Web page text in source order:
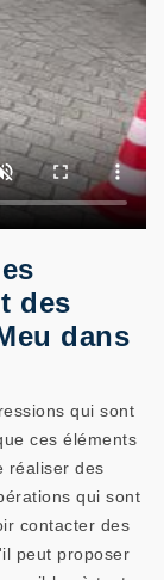
des
dans
qui sont
ces éléments
réaliser des
qui sont
contacter des
peut proposer